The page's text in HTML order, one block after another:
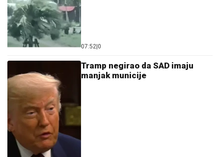
07:52 0
Tramp negirao da SAD imaju
manjak municije